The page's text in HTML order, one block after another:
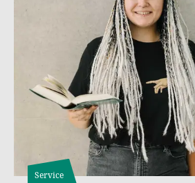
Service